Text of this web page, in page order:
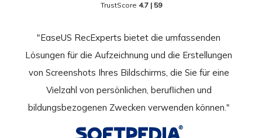
TrustScore 4.7 | 59
"EaseUS RecExperts bietet die umfassenden
Lösungen für die Aufzeichnung und die Erstellungen
von Screenshots Ihres Bildschirms, die Sie für eine
Vielzahl von persönlichen, beruflichen und
bildungsbezogenen Zwecken verwenden können."